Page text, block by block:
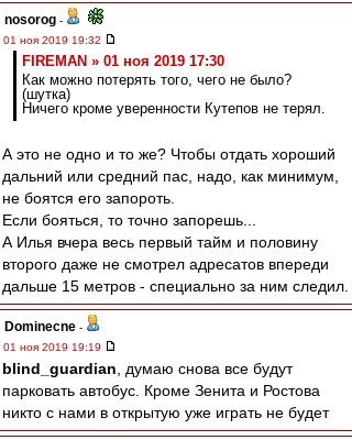
nosorog -
01 ноя 2019 19:32
FIREMAN » 01 ноя 2019 17:30
Как можно потерять того, чего не было?
(шутка)
Ничего кроме уверенности Кутепов не терял.
А это не одно и то же? Чтобы отдать хороший
дальний или средний пас, надо, как минимум,
не боятся его запороть.
Если бояться, то точно запорешь...
А Илья вчера весь первый тайм и половину
второго даже не смотрел адресатов впереди
дальше 15 метров - специально за ним следил.
Dominecne -
01 ноя 2019 19:19
blind_guardian , думаю снова все будут
парковать автобус. Кроме Зенита и Ростова
никто с нами в открытую уже играть не будет